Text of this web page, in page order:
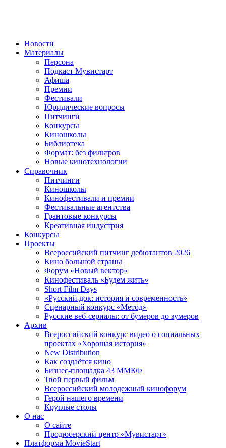
Новости
Материалы
Персона
Подкаст Мувистарт
Афиша
Премии
Фестивали
Юридические вопросы
Питчинги
Конкурсы
Киношколы
Библиотека
Формат: без фильтров
Новые кинотехнологии
Справочник
Питчинги
Киношколы
Кинофестивали и премии
Фестивальные агентства
Грантовые конкурсы
Креативная индустрия
Конкурсы
Проекты
Всероссийский питчинг дебютантов 2026
Кино большой страны
Форум «Новый вектор»
Кинофестиваль «Будем жить»
Short Film Days
«Русский док: история и современность»
Сценарный конкурс «Метод»
Русские веб-сериалы: от бумеров до зумеров
Архив
Всероссийский конкурс видео о социальных
проектах «Хорошая история»
New Distribution
Как создаётся кино
Бизнес-площадка 43 ММКФ
Твой первый фильм
Всероссийский молодежный кинофорум
Герой нашего времени
Круглые столы
О нас
О сайте
Продюсерский центр «Мувистарт»
Платформа MovieStart